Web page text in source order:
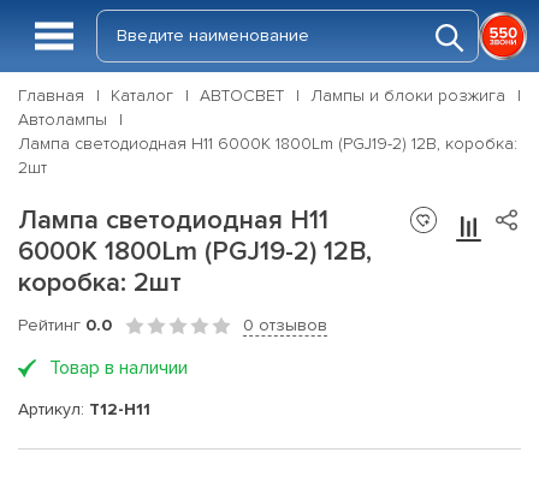
Главная Каталог АВТОСВЕТ
Лампы и блоки розжига
Автолампы
Лампа светодиодная H11 6000K 1800Lm (PGJ19-2) 12В, коробка:
2шт
Лампа светодиодная H11
6000K 1800Lm (PGJ19-2) 12В,
коробка: 2шт
Рейтинг 0.0 0 отзывов
Товар в наличии
Артикул: T12-H11